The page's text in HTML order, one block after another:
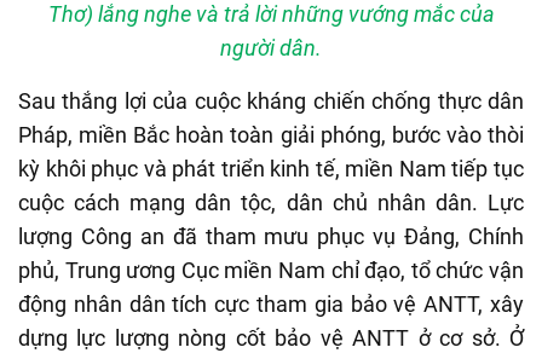
Thơ) lắng nghe và trả lời những vướng mắc của
người dân.
Sau thắng lợi của cuộc kháng chiến chống thực dân
Pháp, miền Bắc hoàn toàn giải phóng, bước vào thòi
kỳ khôi phục và phát triển kinh tế, miền Nam tiếp tục
cuộc cách mạng dân tộc, dân chủ nhân dân. Lực
lượng Công an đã tham mưu phục vụ Đảng, Chính
phủ, Trung ương Cục miền Nam chỉ đạo, tổ chức vận
động nhân dân tích cực tham gia bảo vệ ANTT, xây
dựng lực lượng nòng cốt bảo vệ ANTT ở cơ sở. Ở